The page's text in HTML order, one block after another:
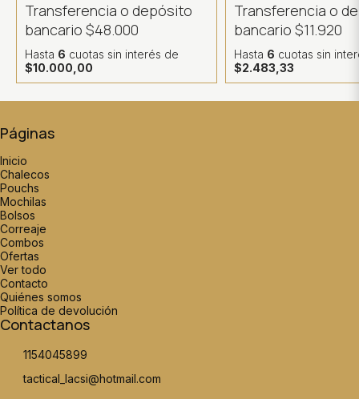
Transferencia o depósito
bancario $48.000
Hasta 6 cuotas sin interés de
$10.000,00
Transferencia o
bancario$11.920
Hasta 6 cuotas sin
$2.483,33
Páginas
Inicio
Chalecos
Pouchs
Mochilas
Bolsos
Correaje
Combos
Ofertas
Ver todo
Contacto
Quiénes somos
Política de devolución
Contactanos
1154045899
tactical_lacsi@hotmail.com